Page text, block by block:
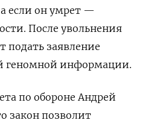
а если он умрет —
После увольнения
подать заявление
геномной информации.
по обороне Андрей
закон позволит